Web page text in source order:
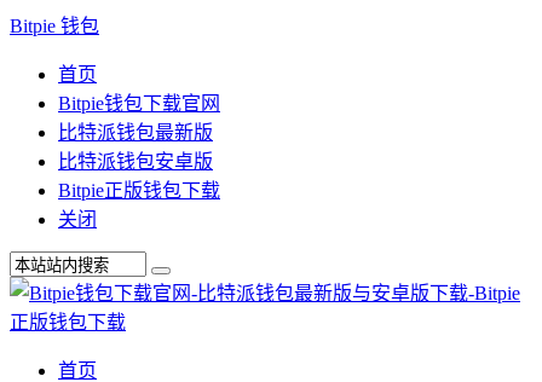
Bitpie 钱包
首页
Bitpie钱包下载官网
比特派钱包最新版
比特派钱包安卓版
Bitpie正版钱包下载
关闭
首页